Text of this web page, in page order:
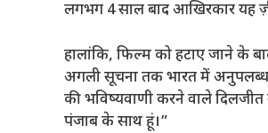
लगभग 4 साल बाद आखिरकार यह
हालांकि, फिल्म को हटाए जाने के
अगली सूचना तक भारत में अनुपलब्ध
की भविष्यवाणी करने वाले
पंजाब के साथ हूं।”